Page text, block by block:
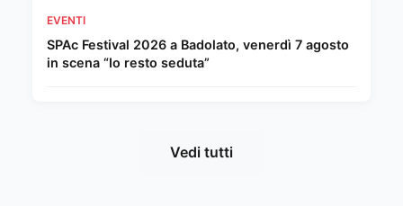
EVENTI
SPAc Festival 2026 a Badolato, venerdì 7 agosto
in scena “Io resto seduta”
Vedi tutti